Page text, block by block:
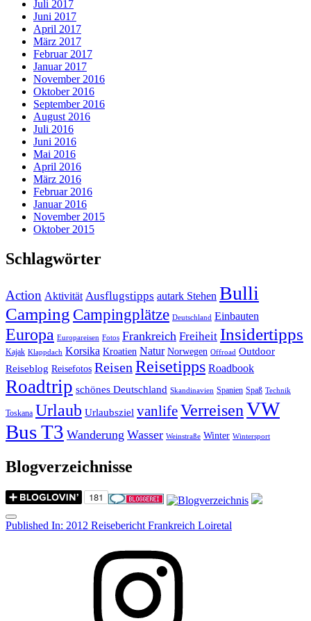
Juli 2017
Juni 2017
April 2017
März 2017
Februar 2017
Januar 2017
November 2016
Oktober 2016
September 2016
August 2016
Juli 2016
Juni 2016
Mai 2016
April 2016
März 2016
Februar 2016
Januar 2016
November 2015
Oktober 2015
Schlagwörter
Action Aktivität Ausflugstipps autark Stehen Bulli
Camping Campingplätze Deutschland Einbauten
Europa Europareisen Fotos Frankreich Freiheit Insidertipps
Kajak Klappdach Korsika Kroatien Natur Norwegen Offroad Outdoor
Reiseblog Reisefotos ReisenReisetipps Roadbook
Roadtrip schönes Deutschland Skandinavien Spanien Spaß Technik
Toskana Urlaub Urlaubsziel vanlifeVerreisenVW
Bus T3 Wanderung Wasser Weinstraße Winter Wintersport
Blogverzeichnisse
Menu
Post
Published In: 2012 Reisebericht Frankreich Loiretal